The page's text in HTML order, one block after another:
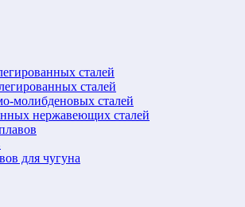
сталей
сталей
молибденовых сталей
нержавеющих сталей
для чугуна